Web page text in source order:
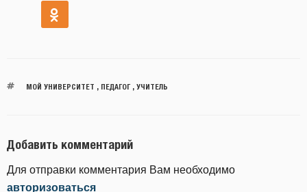
МОЙ УНИВЕРСИТЕТ , ПЕДАГОГ, УЧИТЕЛЬ
Добавить комментарий
Для отправки комментария Вам необходимо
авторизоваться